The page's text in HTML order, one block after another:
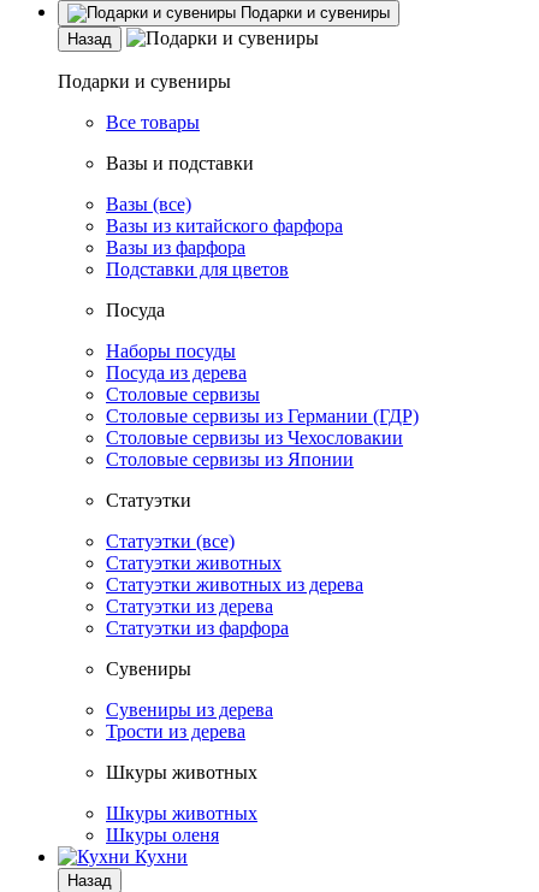
Подарки и сувениры
Назад
Подарки и сувениры
Все товары
Вазы и подставки
Вазы (все)
Вазы из китайского фарфора
Вазы из фарфора
Подставки для цветов
Посуда
Наборы посуды
Посуда из дерева
Столовые сервизы
Столовые сервизы из Германии (ГДР)
Столовые сервизы из Чехословакии
Столовые сервизы из Японии
Статуэтки
Статуэтки (все)
Статуэтки животных
Статуэтки животных из дерева
Статуэтки из дерева
Статуэтки из фарфора
Сувениры
Сувениры из дерева
Трости из дерева
Шкуры животных
Шкуры животных
Шкуры оленя
Кухни
Назад